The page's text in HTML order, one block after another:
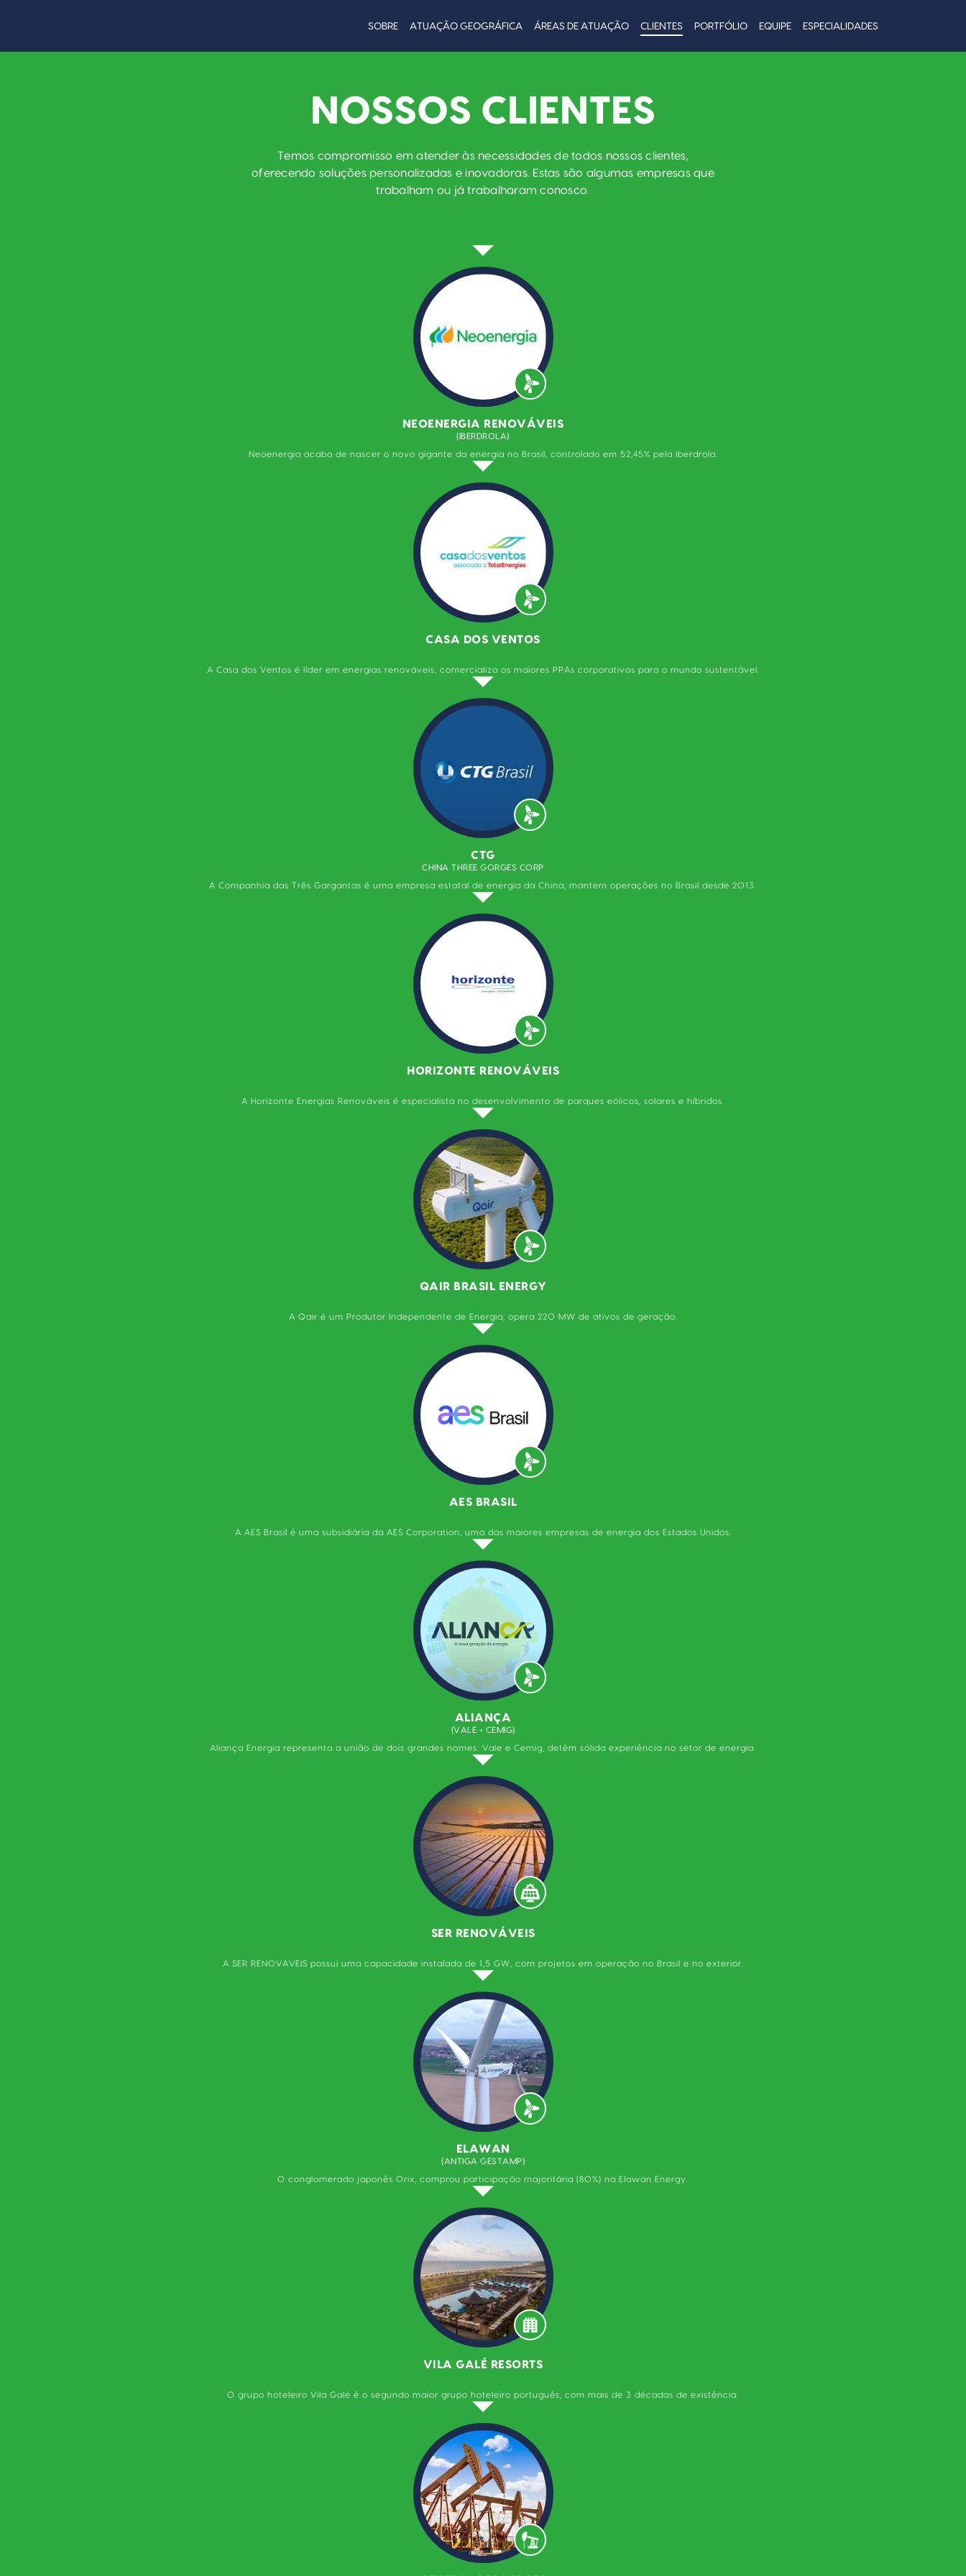
SOBRE ATUAÇÃO GEOGRÁFICA ÁREAS DE ATUAÇÃO CLIENTES PORTFÓLIO EQUIPE ESPECIALIDADES
NOSSOS CLIENTES
Temos compromisso em atender às necessidades de todos nossos clientes,
oferecendo soluções personalizadas e inovadoras. Estas são algumas empresas que
trabalham ou já trabalharam conosco.
NEOENERGIA RENOVÁVEIS
(IBERDROLA)
Neoenergia acaba de nascer o novo gigante da energia no Brasil, controlado em 52,45% pela Iberdrola.
CASA DOS VENTOS
A Casa dos Ventos é líder em energias renováveis, comercializa os maiores PPAs corporativos para o mundo sustentável.
CTG
CHINA THREE GORGES CORP
A Companhia das Três Gargantas é uma empresa estatal de energia da China, mantem operações no Brasil desde 2013.
HORIZONTE RENOVÁVEIS
A Horizonte Energias Renováveis é especialista no desenvolvimento de parques eólicos, solares e híbridos.
QAIR BRASIL ENERGY
A Qair é um Produtor Independente de Energia, opera 220 MW de ativos de geração.
AES BRASIL
A AES Brasil é uma subsidiária da AES Corporation, uma das maiores empresas de energia dos Estados Unidos.
ALIANÇA
(VALE + CEMIG)
Aliança Energia representa a união de dois grandes nomes: Vale e Cemig, detêm sólida experiência no setor de energia.
SER RENOVÁVEIS
A SER RENOVAVEIS possui uma capacidade instalada de 1,5 GW, com projetos em operação no Brasil e no exterior.
ELAWAN
(ANTIGA GESTAMP)
O conglomerado japonês Orix, comprou participação majoritária (80%) na Elawan Energy.
VILA GALÉ RESORTS
O grupo hoteleiro Vila Galé é o segundo maior grupo hoteleiro português, com mais de 3 décadas de existência.